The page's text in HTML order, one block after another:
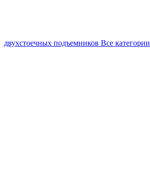
двухстоечных подъемников Все категории